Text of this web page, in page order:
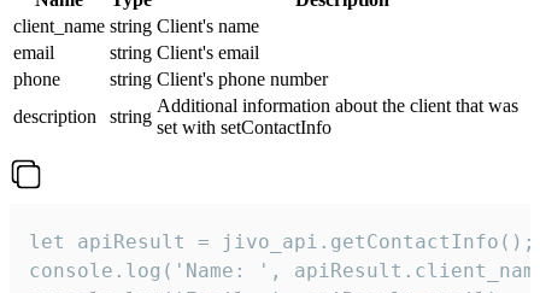
client_name string Client's name
email
string Client's email
phone
string Client's phone number
description
string
Additional information about the client that was
set with setContactInfo
let apiResult = jivo_api.getContactInfo();
console.log('Name: ',